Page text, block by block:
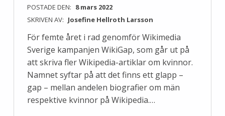
POSTADE DEN: 8 mars 2022
SKRIVEN AV: Josefine Hellroth Larsson
För femte året i rad genomför Wikimedia
Sverige kampanjen WikiGap, som går ut på
att skriva fler Wikipedia-artiklar om kvinnor.
Namnet syftar på att det finns ett glapp –
gap – mellan andelen biografier om män
respektive kvinnor på Wikipedia.…